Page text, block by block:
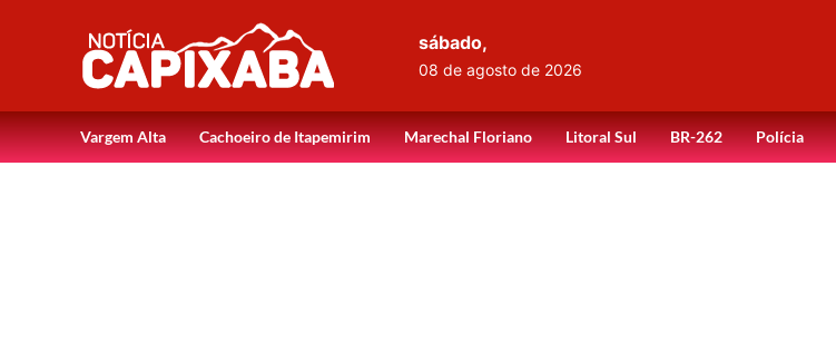
sábado,
08 de agosto de 2026
Vargem Alta Cachoeiro de Itapemirim Marechal Floriano Litoral Sul BR-262 Polícia